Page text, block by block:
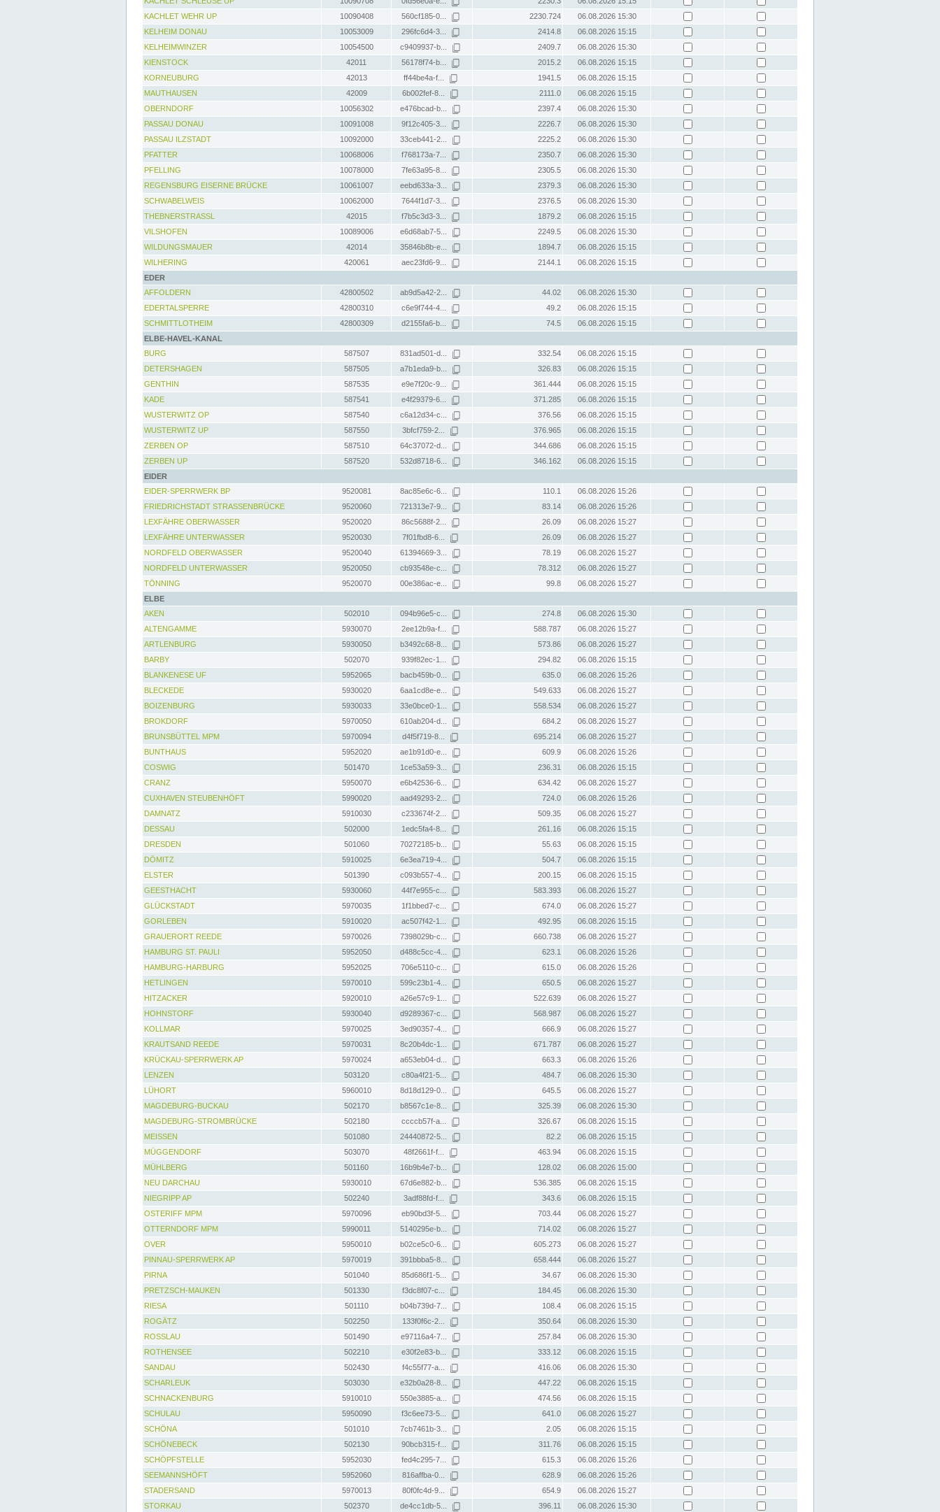
KACHLET WEHR UP
10090408 560cf185-0... 2230.724
06.08.2026 15:30
KELHEIM DONAU
10053009 296fc6d4-3... 2414.8
06.08.2026 15:15
KELHEIMWINZER
10054500 c9409937-b... 2409.7
06.08.2026 15:30
KIENSTOCK
42011 56178f74-b... 2015.2
06.08.2026 15:15
KORNEUBURG
42013 ff44be4a-f... 1941.5
06.08.2026 15:15
MAUTHAUSEN
42009 6b002fef-8... 2111.0
06.08.2026 15:15
OBERNDORF
10056302 e476bcad-b... 2397.4
06.08.2026 15:30
PASSAU DONAU
10091008 9f12c405-3... 2226.7
06.08.2026 15:30
PASSAU ILZSTADT
10092000 33ceb441-2... 2225.2
06.08.2026 15:30
PFATTER
10068006 f768173a-7... 2350.7
06.08.2026 15:30
PFELLING
10078000 7fe63a95-8... 2305.5
06.08.2026 15:30
REGENSBURG EISERNE BRÜCKE
10061007 eebd633a-3... 2379.3
06.08.2026 15:30
SCHWABELWEIS
10062000 7644f1d7-3... 2376.5
06.08.2026 15:30
THEBNERSTRASSL
42015 f7b5c3d3-3... 1879.2
06.08.2026 15:15
VILSHOFEN
10089006 e6d68ab7-5... 2249.5
06.08.2026 15:30
WILDUNGSMAUER
42014 35846b8b-e... 1894.7
06.08.2026 15:15
WILHERING
420061 aec23fd6-9... 2144.1
06.08.2026 15:15
EDER
AFFOLDERN
42800502 ab9d5a42-2... 44.02
06.08.2026 15:30
EDERTALSPERRE
42800310 c6e9f744-4... 49.2
06.08.2026 15:15
SCHMITTLOTHEIM
42800309 d2155fa6-b... 74.5
06.08.2026 15:15
ELBE-HAVEL-KANAL
BURG
587507 831ad501-d... 332.54
06.08.2026 15:15
DETERSHAGEN
587505 a7b1eda9-b... 326.83
06.08.2026 15:15
GENTHIN
587535 e9e7f20c-9... 361.444
06.08.2026 15:15
KADE
587541 e4f29379-6... 371.285
06.08.2026 15:15
WUSTERWITZ OP
587540 c6a12d34-c... 376.56
06.08.2026 15:15
WUSTERWITZ UP
587550 3bfcf759-2... 376.965
06.08.2026 15:15
ZERBEN OP
587510 64c37072-d... 344.686
06.08.2026 15:15
ZERBEN UP
587520 532d8718-6... 346.162
06.08.2026 15:15
EIDER
EIDER-SPERRWERK BP
9520081 8ac85e6c-6... 110.1
06.08.2026 15:26
FRIEDRICHSTADT STRASSENBRÜCKE
9520060 721313e7-9... 83.14
06.08.2026 15:26
LEXFÄHRE OBERWASSER
9520020 86c5688f-2... 26.09
06.08.2026 15:27
LEXFÄHRE UNTERWASSER
9520030 7f01fbd8-6... 26.09
06.08.2026 15:27
NORDFELD OBERWASSER
9520040 61394669-3... 78.19
06.08.2026 15:27
NORDFELD UNTERWASSER
9520050 cb93548e-c... 78.312
06.08.2026 15:27
TÖNNING
9520070 00e386ac-e... 99.8
06.08.2026 15:27
ELBE
AKEN
502010 094b96e5-c... 274.8
06.08.2026 15:30
ALTENGAMME
5930070 2ee12b9a-f... 588.787
06.08.2026 15:27
ARTLENBURG
5930050 b3492c68-8... 573.86
06.08.2026 15:27
BARBY
502070 939f82ec-1... 294.82
06.08.2026 15:15
BLANKENESE UF
5952065 bacb459b-0... 635.0
06.08.2026 15:26
BLECKEDE
5930020 6aa1cd8e-e... 549.633
06.08.2026 15:27
BOIZENBURG
5930033 33e0bce0-1... 558.534
06.08.2026 15:27
BROKDORF
5970050 610ab204-d... 684.2
06.08.2026 15:27
BRUNSBÜTTEL MPM
5970094 d4f5f719-8... 695.214
06.08.2026 15:27
BUNTHAUS
5952020 ae1b91d0-e... 609.9
06.08.2026 15:26
COSWIG
501470 1ce53a59-3... 236.31
06.08.2026 15:15
CRANZ
5950070 e6b42536-6... 634.42
06.08.2026 15:27
CUXHAVEN STEUBENHÖFT
5990020 aad49293-2... 724.0
06.08.2026 15:26
DAMNATZ
5910030 c233674f-2... 509.35
06.08.2026 15:27
DESSAU
502000 1edc5fa4-8... 261.16
06.08.2026 15:15
DRESDEN
501060 70272185-b... 55.63
06.08.2026 15:15
DÖMITZ
5910025 6e3ea719-4... 504.7
06.08.2026 15:15
ELSTER
501390 c093b557-4... 200.15
06.08.2026 15:15
GEESTHACHT
5930060 44f7e955-c... 583.393
06.08.2026 15:27
GLÜCKSTADT
5970035 1f1bbed7-c... 674.0
06.08.2026 15:27
GORLEBEN
5910020 ac507f42-1... 492.95
06.08.2026 15:15
GRAUERORT REEDE
5970026 7398029b-c... 660.738
06.08.2026 15:27
HAMBURG ST. PAULI
5952050 d488c5cc-4... 623.1
06.08.2026 15:26
HAMBURG-HARBURG
5952025 706e5110-c... 615.0
06.08.2026 15:26
HETLINGEN
5970010 599c23b1-4... 650.5
06.08.2026 15:27
HITZACKER
5920010 a26e57c9-1... 522.639
06.08.2026 15:27
HOHNSTORF
5930040 d9289367-c... 568.987
06.08.2026 15:27
KOLLMAR
5970025 3ed90357-4... 666.9
06.08.2026 15:27
KRAUTSAND REEDE
5970031 8c20b4dc-1... 671.787
06.08.2026 15:27
KRÜCKAU-SPERRWERK AP
5970024 a653eb04-d... 663.3
06.08.2026 15:26
LENZEN
503120 c80a4f21-5... 484.7
06.08.2026 15:30
LÜHORT
5960010 8d18d129-0... 645.5
06.08.2026 15:27
MAGDEBURG-BUCKAU
502170 b8567c1e-8... 325.39
06.08.2026 15:30
MAGDEBURG-STROMBRÜCKE
502180 ccccb57f-a... 326.67
06.08.2026 15:15
MEISSEN
501080 24440872-5... 82.2
06.08.2026 15:15
MÜGGENDORF
503070 48f2661f-f... 463.94
06.08.2026 15:15
MÜHLBERG
501160 16b9b4e7-b... 128.02
06.08.2026 15:00
NEU DARCHAU
5930010 67d6e882-b... 536.385
06.08.2026 15:15
NIEGRIPP AP
502240 3adf88fd-f... 343.6
06.08.2026 15:15
OSTERIFF MPM
5970096 eb90bd3f-5... 703.44
06.08.2026 15:27
OTTERNDORF MPM
5990011 5140295e-b... 714.02
06.08.2026 15:27
OVER
5950010 b02ce5c0-6... 605.273
06.08.2026 15:27
PINNAU-SPERRWERK AP
5970019 391bbba5-8... 658.444
06.08.2026 15:27
PIRNA
501040 85d686f1-5... 34.67
06.08.2026 15:30
PRETZSCH-MAUKEN
501330 f3dc8f07-c... 184.45
06.08.2026 15:30
RIESA
501110 b04b739d-7... 108.4
06.08.2026 15:15
ROGÄTZ
502250 133f0f6c-2... 350.64
06.08.2026 15:30
ROSSLAU
501490 e97116a4-7... 257.84
06.08.2026 15:30
ROTHENSEE
502210 e30f2e83-b... 333.12
06.08.2026 15:15
SANDAU
502430 f4c55f77-a... 416.06
06.08.2026 15:30
SCHARLEUK
503030 e32b0a28-8... 447.22
06.08.2026 15:15
SCHNACKENBURG
5910010 550e3885-a... 474.56
06.08.2026 15:15
SCHULAU
5950090 f3c6ee73-5... 641.0
06.08.2026 15:27
SCHÖNA
501010 7cb7461b-3... 2.05
06.08.2026 15:15
SCHÖNEBECK
502130 90bcb315-f... 311.76
06.08.2026 15:15
SCHÖPFSTELLE
5952030 fed4c295-7... 615.3
06.08.2026 15:26
SEEMANNSHÖFT
5952060 816affba-0... 628.9
06.08.2026 15:26
STADERSAND
5970013 80f0fc4d-9... 654.9
06.08.2026 15:27
STORKAU
502370 de4cc1db-5... 396.11 06.08.2026 15:30